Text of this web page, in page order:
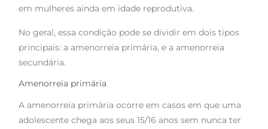
em mulheres ainda em idade reprodutiva.
No geral, essa condição pode se dividir em dois tipos
principais: a amenorreia primária, e a amenorreia
secundária.
Amenorreia primária
A amenorreia primária ocorre em casos em que uma
adolescente chega aos seus 15/16 anos sem nunca ter